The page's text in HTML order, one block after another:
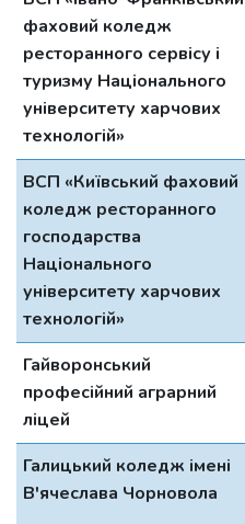
фаховий коледж
ресторанного сервісу і
туризму Національного
університету харчових
технологій»
ВСП «Київський фаховий
коледж ресторанного
господарства
Нацiонального
унiверситету харчових
технологiй»
Гайворонський
професійний аграрний
ліцей
Галицький коледж імені
В'ячеслава Чорновола